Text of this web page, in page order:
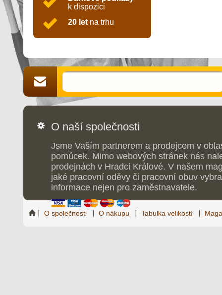
k dispozici
20 let na trhu
O naší společnosti
Jsme Vaším partnerem a prodejcem v
pomůcek. Mimo webových stránek nás
prodejnách v Hradci Králové. V našem
jaké pracovní oděvy či pracovní obuv
informace nejen pro zaměstnavatele.
O společnosti O nákupu Tabulka velikostí